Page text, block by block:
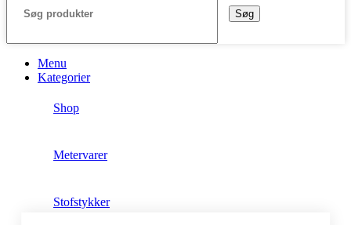
Søg
Menu
Kategorier
Shop
Metervarer
Stofstykker